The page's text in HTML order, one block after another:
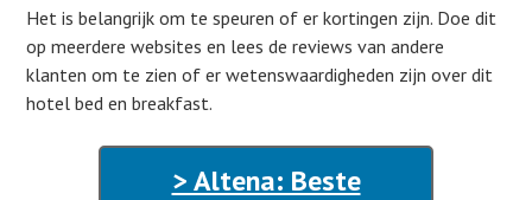
Het is belangrijk om te speuren of er kortingen zijn. Doe dit
op meerdere websites en lees de reviews van andere
klanten om te zien of er wetenswaardigheden zijn over dit
hotel bed en breakfast.
> Altena: Beste